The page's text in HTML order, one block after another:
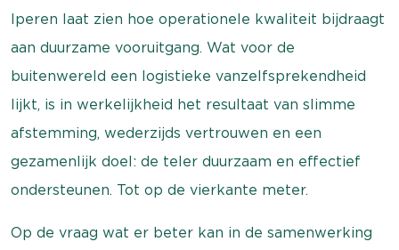
Iperen laat zien hoe operationele kwaliteit bijdraagt
aan duurzame vooruitgang. Wat voor de
buitenwereld een logistieke vanzelfsprekendheid
lijkt, is in werkelijkheid het resultaat van slimme
afstemming, wederzijds vertrouwen en een
gezamenlijk doel: de teler duurzaam en effectief
ondersteunen. Tot op de vierkante meter.
Op de vraag wat er beter kan in de samenwerking